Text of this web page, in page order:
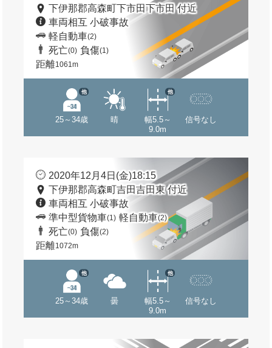
下伊那郡高森町下市田下市田 付近
車両相互 小破事故
軽自動車(2)
死亡(0) 負傷(1)
距離1061m
25～34歳
他
晴
幅5.5～
9.0m
他
信号なし
2020年12月4日(金)18:15
下伊那郡高森町吉田吉田東 付近
車両相互 小破事故
準中型貨物車(1) 軽自動車(2)
死亡(0) 負傷(2)
距離1072m
25～34歳
他
曇
幅5.5～
9.0m
他
信号なし